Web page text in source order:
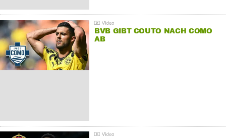
BVB GIBT COUTO NACH COMO
AB